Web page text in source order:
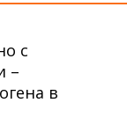
с
–
в